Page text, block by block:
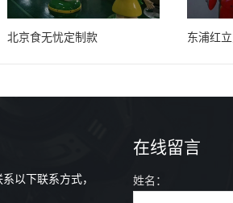
北京食无忧定制款 东浦红
以下联系方式，
在线留言
姓名：